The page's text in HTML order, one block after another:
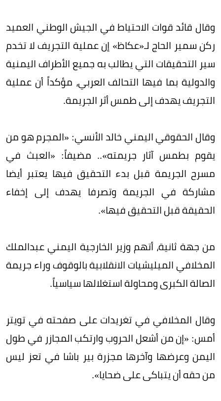
وقال قائد قوات الاحتياط في الجيش الوطني العميد
ركن سمير الحاج لـ«عكاظ» إن عملية التجريف لا تخدم
سير التحقيقات التي يطالب به جميع الأطراف اليمنية
والدولية بما فيها التحالف العربي، مؤكداً أن عملية
التجريف يهدف إلى طمس أثر الجريمة.
وقال الحقوقي اليمني خالد الأنسي: «المجرم هو من
يقوم بطمس آثار جريمته».. مضيفاً: «العبث في
مسرح الجريمة قبل بدء التحقيق فيها يعتبر أيضا
مشاركة في الجريمة وتصرفا يهدف إلى إخفاء
الحقيقة قبل التحقيق فيها».
من جهة ثانية، أتهم وزير الخارجية اليمني عبدالملك
المخلافي الميليشيات الانقلابية بالوقوف وراء جريمة
الصالة الكبرى ومحاولة استغلالها سياسياً.
وقال المخلافي في تغريدات على صفحته في تويتر
أمس: «إن من أشعل الحروب وارتكب المجازر في طول
اليمن وعرضها وآخرها مجزرة بير باشا في تعز ليس
من حقه أن يتباكى على ضحايا».